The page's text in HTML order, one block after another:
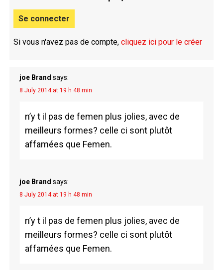
Se connecter
Si vous n'avez pas de compte, cliquez ici pour le créer
joe Brand says:
8 July 2014 at 19 h 48 min
n’y t il pas de femen plus jolies, avec de
meilleurs formes? celle ci sont plutôt
affamées que Femen.
joe Brand says:
8 July 2014 at 19 h 48 min
n’y t il pas de femen plus jolies, avec de
meilleurs formes? celle ci sont plutôt
affamées que Femen.